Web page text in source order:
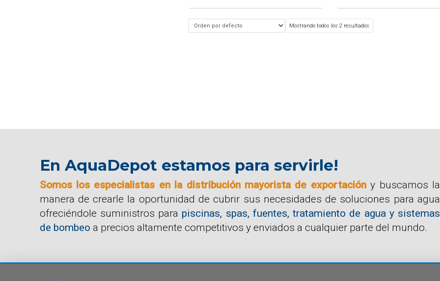
Mostrando todos los 2 resultados
En AquaDepot estamos para servirle!
Somos los especialistas en la distribución mayorista de exportacióny buscamos la
manera de crearle la oportunidad de cubrir sus necesidades de soluciones para agua
ofreciéndole suministros para piscinas, spas, fuentes, tratamiento de agua y sistemas
de bombeo a precios altamente competitivos y enviados a cualquier parte del mundo.